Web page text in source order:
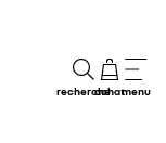
rechercheachatmenu